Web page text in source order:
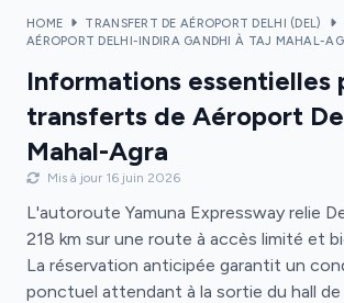
HOME TRANSFERT DE AÉROPORT DELHI (DEL)
AÉROPORT DELHI-INDIRA GANDHI À TAJ MAHAL-
Informations essentielles
transferts de Aéroport
Mahal-Agra
Mis à jour 16 juin 2026
L'autoroute Yamuna Expressway relie
218 km sur une route à accès limité et
La réservation anticipée garantit un
ponctuel attendant à la sortie du hall